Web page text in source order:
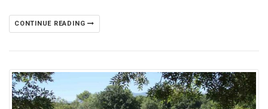
CONTINUE READING